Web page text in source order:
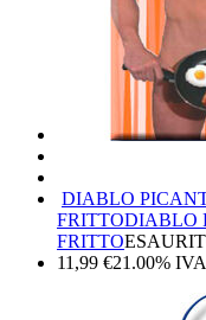
DIABLO
FRITTODIABLO
FRITTO
11,99 €21.00%